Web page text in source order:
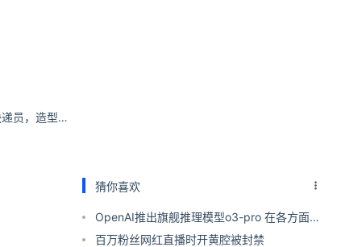
coser“女主K”化身汉堡快递员，造型惹火撩人心弦
猜你喜欢
OpenAI推出旗舰推理模型o3-pro 在各方面全
面提升且表现优异 附API价格
百万粉丝网红直播时开黄腔被封禁